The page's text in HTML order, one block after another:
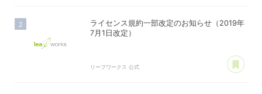
ライセンス規約一部改定のお知らせ（2019年
7月1日改定）
リーフワークス 公式